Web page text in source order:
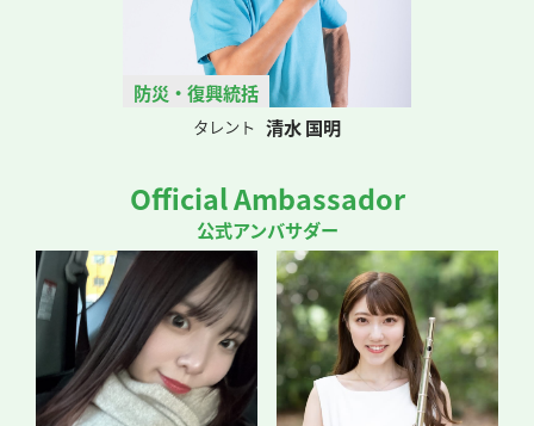
防災・復興統括
タレント 清水 国明
Official Ambassador
公式アンバサダー